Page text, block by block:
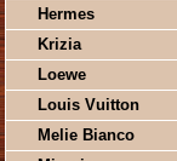
Hermes
Krizia
Loewe
Louis Vuitton
Melie Bianco